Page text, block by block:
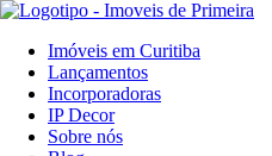
Imóveis em Curitiba
Lançamentos
Incorporadoras
IP Decor
Sobre nós